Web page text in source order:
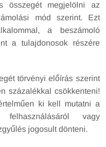
összegét megjelölni az
mód szerint. Ezt
a beszámoló
a tulajdonosok részére
törvényi előírás szerint
százalékkal csökkenteni!
ki kell mutatni a
vagy
jogosult dönteni.